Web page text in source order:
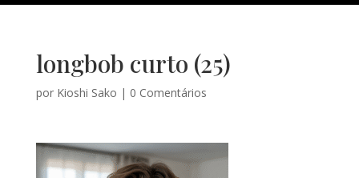
longbob curto (25)
por Kioshi Sako | 0 Comentários